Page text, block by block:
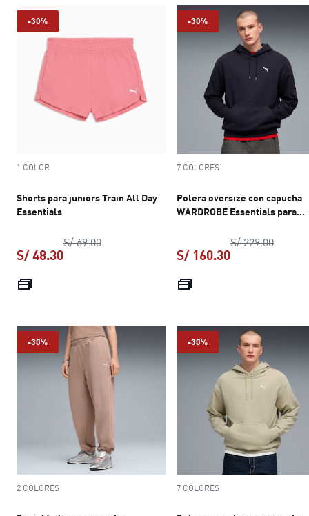
-30%
1 COLOR
Shorts para juniors Train All Day
Essentials
S/ 69.00precio original S/ 69.00
S/ 48.30
-30%
7 COLORES
Polera oversize con capucha
WARDROBE Essentials para
S/ 229.00precio
S/ 160.30
-30%
2 COLORES
-30%
7 COLORES